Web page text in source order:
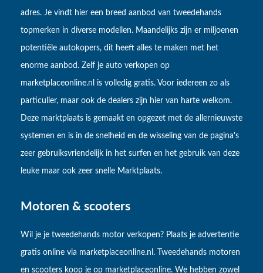
adres. Je vindt hier een breed aanbod van tweedehands
topmerken in diverse modellen. Maandelijks zijn er miljoenen
potentiële autokopers, dit heeft alles te maken met het
enorme aanbod. Zelf je auto verkopen op
marketplaceonline.nl is volledig gratis. Voor iedereen zo als
particulier, maar ook de dealers zijn hier van harte welkom.
Deze marktplaats is gemaakt en opgezet met de allernieuwste
systemen en is in de snelheid en de wisseling van de pagina's
zeer gebruiksvriendelijk in het surfen en het gebruik van deze
leuke maar ook zeer snelle Marktplaats.
Motoren & scooters
Wil je je tweedehands motor verkopen? Plaats je advertentie
gratis online via marketplaceonline.nl. Tweedehands motoren
en scooters koop je op marketplaceonline. We hebben zowel